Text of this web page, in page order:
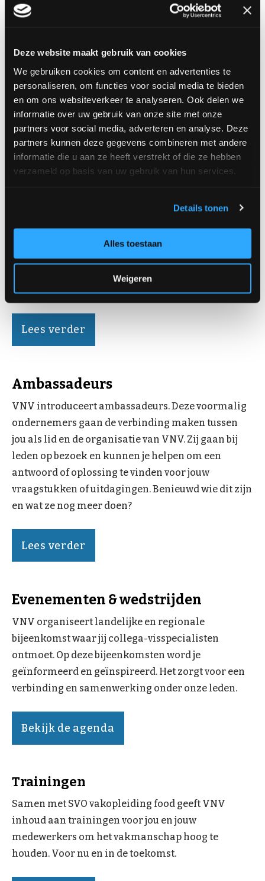
Deze website maakt gebruik van cookies
We gebruiken cookies om content en advertenties te
personaliseren, om functies voor social media te bieden
en om ons websiteverkeer te analyseren. Ook delen we
informatie over uw gebruik van onze site met onze
partners voor social media, adverteren en analyse. Deze
partners kunnen deze gegevens combineren met andere
informatie die u aan ze heeft verstrekt of die ze hebben
verzameld op basis van uw gebruik van hun services.
Details tonen
Alles toestaan
Weigeren
vak, ondernemerschap en promotie van het
de VISscan ontwikkeld.
Lees verder
Communicatie
Leden ontvangen actuele informatie via de
jaar wordt een uitgave van De Visspecialist
informatie, inspiratie en advies. Ook op sociale
media houden we je up to date. Nieuw bij VNV is de
app, waarmee je alle informatie en inspiratie
makkelijk bij de hand hebt.
Lees verder
Ambassadeurs
VNV introduceert ambassadeurs. Deze voormalig
ondernemers gaan de verbinding maken tussen
jou als lid en de organisatie van VNV. Zij gaan bij
leden op bezoek en kunnen je helpen om een
antwoord of oplossing te vinden voor jouw
vraagstukken of uitdagingen. Benieuwd wie dit zijn
en wat ze nog meer doen?
Lees verder
Evenementen & wedstrijden
VNV organiseert landelijke en regionale
bijeenkomst waar jij collega-visspecialisten
ontmoet. Op deze bijeenkomsten word je
geïnformeerd en geïnspireerd. Het zorgt voor een
verbinding en samenwerking onder onze leden.
Bekijk de agenda
Trainingen
Samen met SVO vakopleiding food geeft VNV
inhoud aan trainingen voor jou en jouw
medewerkers om het vakmanschap hoog te
houden. Voor nu en in de toekomst.